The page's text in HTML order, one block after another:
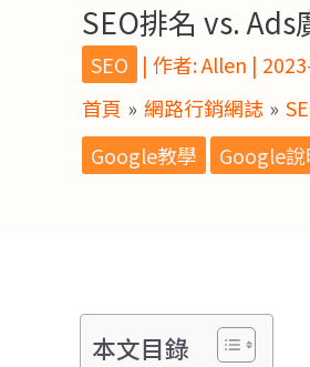
SEO排名 vs. Ads
SEO | 作者:Allen |
首頁
網路行銷網誌
Google教學
Google
本文目錄